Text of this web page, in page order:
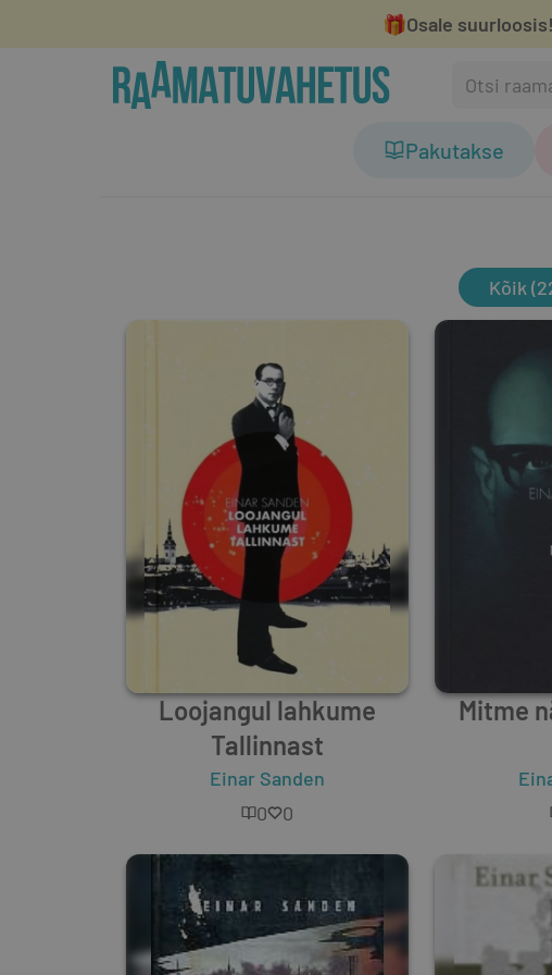
🎁Osale suurloosis!
Pakutakse
Kõik
Loojangul lahkume
Tallinnast
Einar Sanden
0
0
Mitme